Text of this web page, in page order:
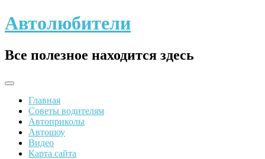
Skip
to
Автолюбители
Все полезное находится здесь
Главная
Советы водителям
Автоприколы
Автошоу
Видео
Карта сайта